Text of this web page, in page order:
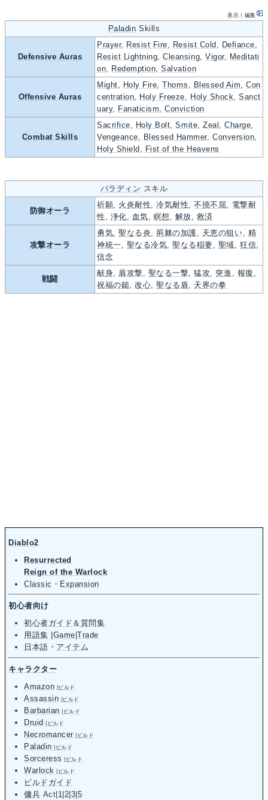
表示 ｜ 編集
Paladin Skills
Defensive Auras
Prayer, Resist Fire, Resist Cold , Defiance,
Resist Lightning,Cleansing,Vigor, Meditati
on, Redemption,Salvation
Offensive Auras
Might, Holy Fire,Thorns , Blessed Aim,Con
centration, Holy Freeze, Holy Shock,Sanct
uary, Fanaticism,Conviction
Combat Skills
Sacrifice, Holy Bolt,Smite,Zeal ,Charge,
Vengeance, Blessed Hammer,Conversion,
Holy Shield , Fist of the Heavens
パラディン スキル
防御オーラ
祈願, 火炎耐性,冷気耐性,不撓不屈, 電撃耐
性 , 浄化, 血気, 瞑想 , 解放, 救済
攻撃オーラ
勇気,聖なる炎,荊棘の加護, 天恵の狙い, 精
神統一, 聖なる冷気,聖なる稲妻, 聖域,狂信,
信念
戦闘
献身, 盾攻撃, 聖なる一撃,猛攻, 突進 , 報復 ,
祝福の鎚,改心,聖なる盾, 天界の拳
Diablo2
Resurrected
Reign of the Warlock
Classic ・ Expansion
初心者向け
初心者ガイド＆質問集
用語集 Game |Trade
日本語 ・ アイテム
キャラクター
Amazon
ビルド
Assassin ビルド
Barbarian ビルド
Druid ビルド
Necromancer ビルド
Paladin ビルド
Sorceress ビルド
Warlock ビルド
ビルドガイド
傭兵 Act 1 2 3 5